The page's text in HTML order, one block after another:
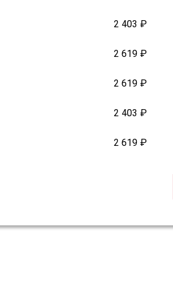
2 403 ₽
2 619 ₽
2 619 ₽
2 403 ₽
2 619 ₽